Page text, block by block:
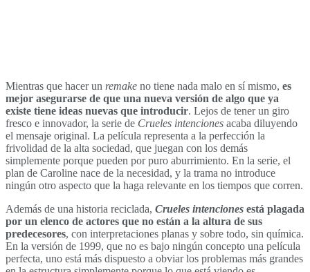
Mientras que hacer un remake no tiene nada malo en sí mismo, es
mejor asegurarse de que una nueva versión de algo que ya
existe tiene ideas nuevas que introducir. Lejos de tener un giro
fresco e innovador, la serie de Crueles intenciones acaba diluyendo
el mensaje original. La película representa a la perfección la
frivolidad de la alta sociedad, que juegan con los demás
simplemente porque pueden por puro aburrimiento. En la serie, el
plan de Caroline nace de la necesidad, y la trama no introduce
ningún otro aspecto que la haga relevante en los tiempos que corren.
Además de una historia reciclada, Crueles intenciones está plagada
por un elenco de actores que no están a la altura de sus
predecesores, con interpretaciones planas y sobre todo, sin química.
En la versión de 1999, que no es bajo ningún concepto una película
perfecta, uno está más dispuesto a obviar los problemas más grandes